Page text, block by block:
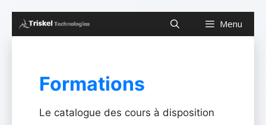
Aller
au
Menu
Formations
Le catalogue des cours à disposition